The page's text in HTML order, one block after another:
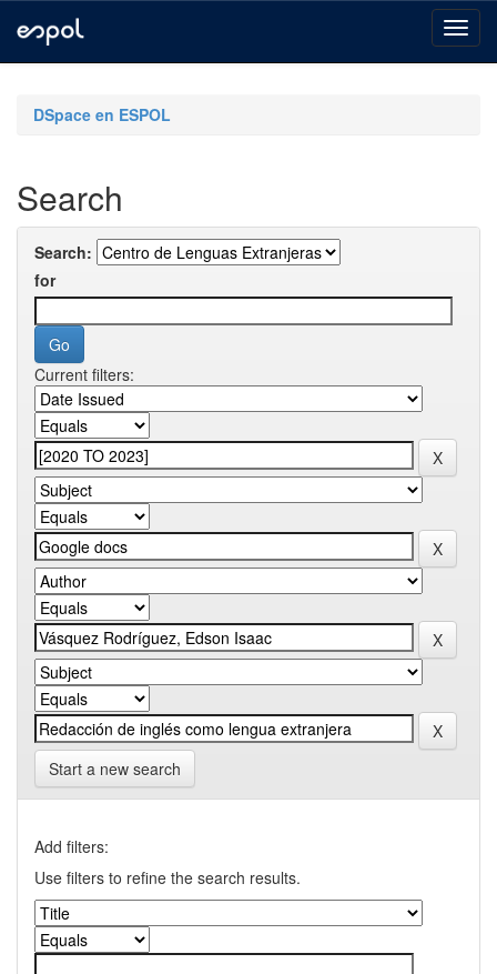
navigationDSpace en ESPOL
Search
Search:
for
Current filters:
Start a new search
Add filters:
Use filters to refine the search results.